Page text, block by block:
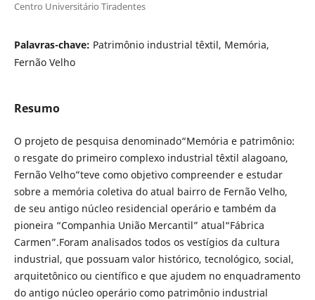
Centro Universitário Tiradentes
Palavras-chave: Patrimônio industrial têxtil, Memória,
Fernão Velho
Resumo
O projeto de pesquisa denominado“Memória e patrimônio:
o resgate do primeiro complexo industrial têxtil alagoano,
Fernão Velho”teve como objetivo compreender e estudar
sobre a memória coletiva do atual bairro de Fernão Velho,
de seu antigo núcleo residencial operário e também da
pioneira “Companhia União Mercantil” atual“Fábrica
Carmen”.Foram analisados todos os vestígios da cultura
industrial, que possuam valor histórico, tecnológico, social,
arquitetônico ou científico e que ajudem no enquadramento
do antigo núcleo operário como patrimônio industrial